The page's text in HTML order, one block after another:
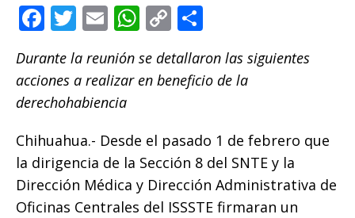
F
c
e
b
o
o
k
T
it
te
r
E
m
ai
l
W
at
s
p
p
C
o
p
y
n
k
m
p
ti
r
Durante la reunión se detallaron las siguientes
acciones a realizar en beneficio de la
derechohabiencia
Chihuahua.- Desde el pasado 1 de febrero que
la dirigencia de la Sección 8 del SNTE y la
Dirección Médica y Dirección Administrativa de
Oficinas Centrales del ISSSTE firmaran un